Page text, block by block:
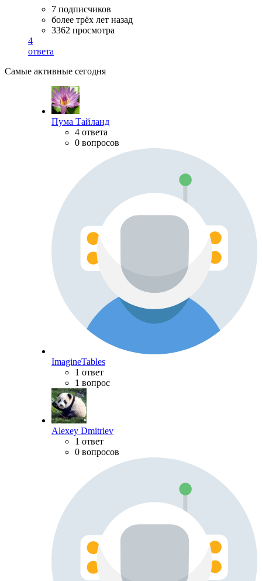
7 подписчиков
более трёх лет назад
3362 просмотра
4
ответа
Самые активные сегодня
Пума Тайланд
4 ответа
0 вопросов
ImagineTables
1 ответ
1 вопрос
Alexey Dmitriev
1 ответ
0 вопросов